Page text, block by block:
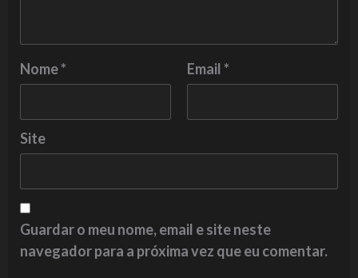
Nome* Email*
Site
Guardar o meu nome, email e site neste
navegador para a próxima vez que eu comentar.